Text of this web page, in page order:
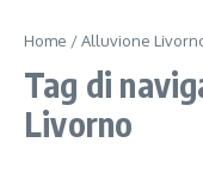
Home /Alluvione
Tag di
Livorno